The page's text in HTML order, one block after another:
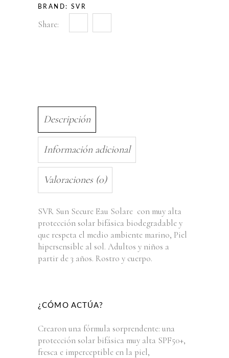
BRAND: SVR
Share:
Descripción
Información adicional
Valoraciones (0)
SVR Sun Secure Eau Solare con muy alta
protección solar bifásica biodegradable y
que respeta el medio ambiente marino, Piel
hipersensible al sol. Adultos y niños a
partir de 3 años. Rostro y cuerpo.
¿CÓMO ACTÚA?
Crearon una fórmula sorprendente: una
protección solar bifásica muy alta SPF50+,
fresca e imperceptible en la piel,